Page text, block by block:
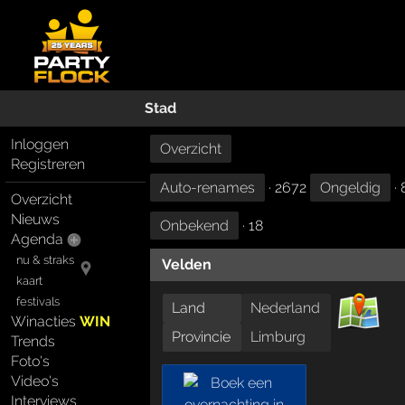
Stad
Inloggen
Registreren
Overzicht
Nieuws
Agenda
nu & straks
kaart
festivals
WinactiesWIN
Trends
Foto's
Video's
Interviews
Overzicht
Auto-renames · 2672 Ongeldig ·
Onbekend · 18
Velden
Land
Nederland
Provincie
Limburg